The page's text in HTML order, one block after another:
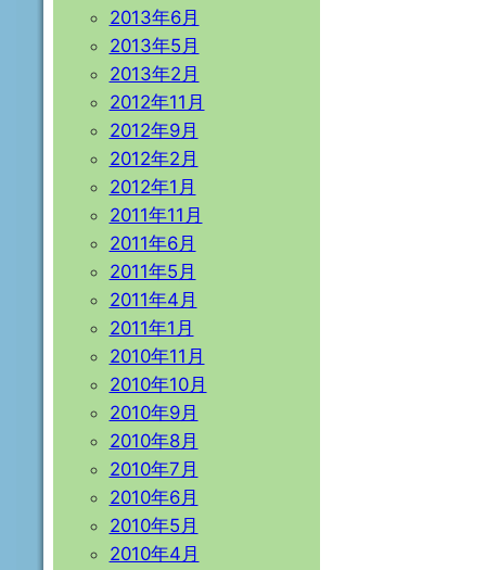
2013年6月
2013年5月
2013年2月
2012年11月
2012年9月
2012年2月
2012年1月
2011年11月
2011年6月
2011年5月
2011年4月
2011年1月
2010年11月
2010年10月
2010年9月
2010年8月
2010年7月
2010年6月
2010年5月
2010年4月